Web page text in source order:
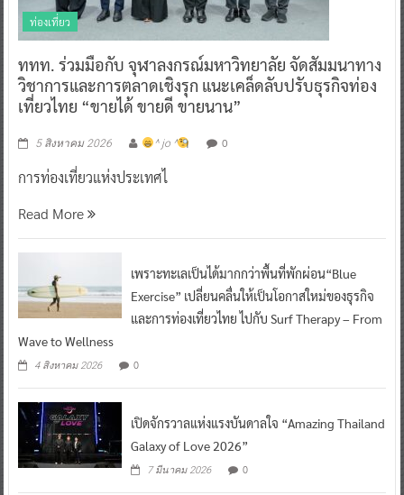
ท่องเที่ยว
ททท. ร่วมมือกับ จุฬาลงกรณ์มหาวิทยาลัย จัดสัมมนาทาง
วิชาการและการตลาดเชิงรุก แนะเคล็ดลับปรับธุรกิจท่อง
เที่ยวไทย “ขายได้ ขายดี ขายนาน”
5 สิงหาคม 2026 ^ jo ^ 0
การท่องเที่ยวแห่งประเทศไ
Read More
เพราะทะเลเป็นได้มากกว่าพื้นที่พักผ่อน“Blue
Exercise” เปลี่ยนคลื่นให้เป็นโอกาสใหม่ของธุรกิจ
และการท่องเที่ยวไทย ไปกับ Surf Therapy – From
Wave to Wellness
4 สิงหาคม 2026 0
เปิดจักรวาลแห่งแรงบันดาลใจ “Amazing Thailand
Galaxy of Love 2026”
7 มีนาคม 2026 0